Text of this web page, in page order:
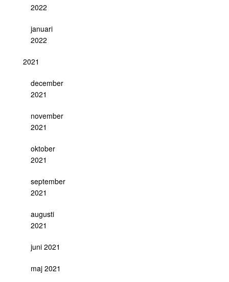
2022
januari
2022
2021
december
2021
november
2021
oktober
2021
september
2021
augusti
2021
juni 2021
maj 2021